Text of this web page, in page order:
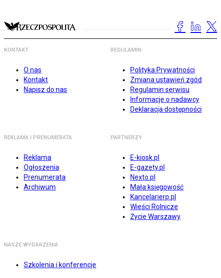
KONTAKT
O nas
Kontakt
Napisz do nas
REGULAMIN
Polityka Prywatności
Zmiana ustawień zgód
Regulamin serwisu
Informacje o nadawcy
Deklaracja dostępności
REKLAMA I PRENUMERATA
Reklama
Ogłoszenia
Prenumerata
Archiwum
PARTNERZY
E-kiosk.pl
E-gazety.pl
Nexto.pl
Mała księgowość
Kancelarierp.pl
Wieści Rolnicze
Życie Warszawy
NASZE WYDARZENIA
Szkolenia i konferencje